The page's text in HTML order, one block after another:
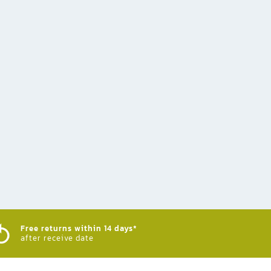
Free returns within 14 days*
after receive date